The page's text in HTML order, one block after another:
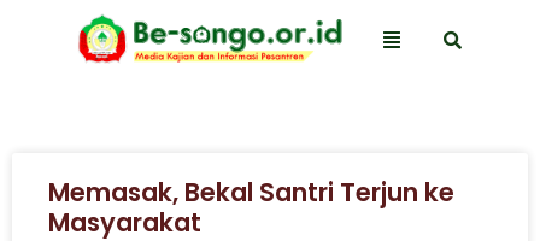
Memasak, Bekal Santri Terjun ke
Masyarakat